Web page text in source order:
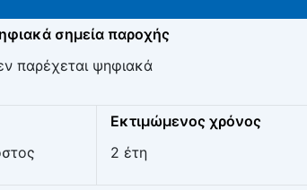
σημεία παροχής
παρέχεται ψηφιακά
Εκτιμώμενος χρόνος
2 έτη